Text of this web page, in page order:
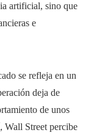
artificial, sino que
e
se refleja en un
deja de
de unos
Wall Street percibe